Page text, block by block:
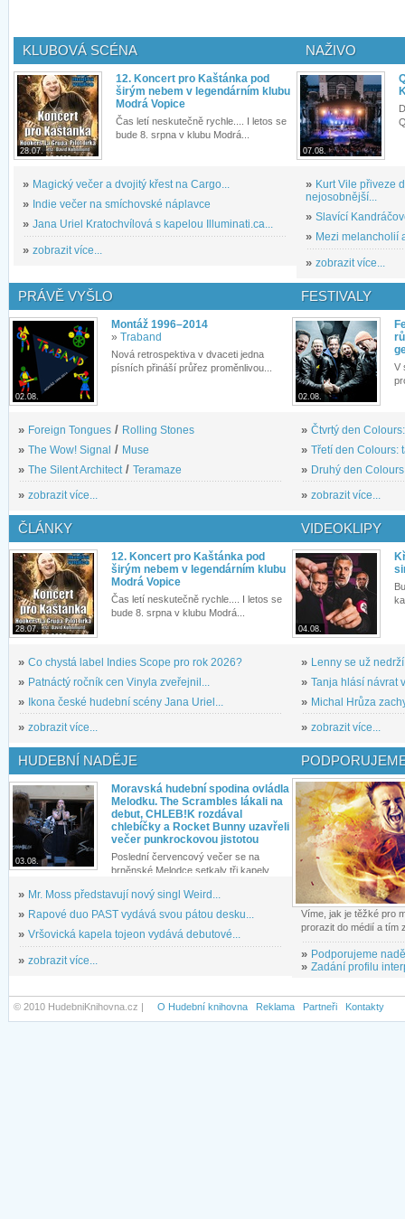
KLUBOVÁ SCÉNA
28.07.
12. Koncert pro Kaštánka pod
širým nebem v legendárním klubu
Modrá Vopice
Čas letí neskutečně rychle.... I letos se
bude 8. srpna v klubu Modrá...
» Magický večer a dvojitý křest na Cargo...
» Indie večer na smíchovské náplavce
» Jana Uriel Kratochvílová s kapelou Illuminati.ca...
» zobrazit více...
NAŽIVO
07.08.
» Kurt Vile přiveze
nejosobnější...
» Slavící
» Mezi melancholií
» zobrazit více...
PRÁVĚ VYŠLO
02.08.
Montáž 1996–2014
» Traband
Nová retrospektiva v dvaceti jedna
písních přináší průřez proměnlivou...
» Foreign Tongues / Rolling Stones
» The Wow! Signal / Muse
» The Silent Architect / Teramaze
» zobrazit více...
FESTIVALY
02.08.
V
» Čtvrtý den
» Třetí den Colours:
» Druhý den
» zobrazit více...
ČLÁNKY
28.07.
12. Koncert pro Kaštánka pod
širým nebem v legendárním klubu
Modrá Vopice
Čas letí neskutečně rychle.... I letos se
bude 8. srpna v klubu Modrá...
» Co chystá label Indies Scope pro rok 2026?
» Patnáctý ročník cen Vinyla zveřejnil...
»
Ikona české hudební scény Jana Uriel...
» zobrazit více...
VIDEOKLIPY
04.08.
» Lenny se už
» Tanja hlásí návrat
» Michal Hrůza
» zobrazit více...
HUDEBNÍ NADĚJE
03.08.
Moravská hudební spodina ovládla
Melodku. The Scrambles lákali na
debut, CHLEB!K rozdával
chlebíčky a Rocket Bunny uzavřeli
večer punkrockovou jistotou
Poslední červencový večer se na
brněnské Melodce setkaly tři kapely...
» Mr. Moss představují nový singl Weird...
» Rapové duo PAST vydává svou pátou desku...
» Vršovická kapela tojeon vydává debutové...
» zobrazit více...
Víme, jak je těžké pro
prorazit do médií a tím
» Podporujeme
» Zadání profilu
© 2010 HudebniKnihovna.cz | O Hudební knihovna Reklama Partneři Kontakty